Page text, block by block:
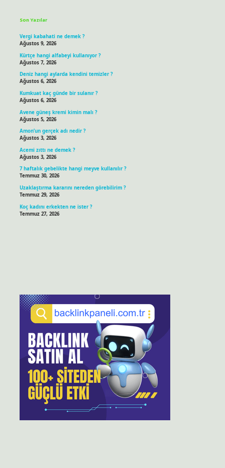
Son Yazılar
Vergi kabahati ne demek ?
Ağustos 9, 2026
Kürtçe hangi alfabeyi kullanıyor ?
Ağustos 7, 2026
Deniz hangi aylarda kendini temizler ?
Ağustos 6, 2026
Kumkuat kaç günde bir sulanır ?
Ağustos 6, 2026
Avene güneş kremi kimin malı ?
Ağustos 5, 2026
Amon’un gerçek adı nedir ?
Ağustos 3, 2026
Acemi zıttı ne demek ?
Ağustos 3, 2026
7 haftalık gebelikte hangi meyve kullanılır ?
Temmuz 30, 2026
Uzaklaştırma kararını nereden görebilirim ?
Temmuz 29, 2026
Koç kadını erkekten ne ister ?
Temmuz 27, 2026